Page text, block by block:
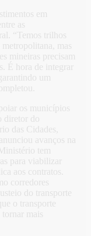
em
as
“Temos trilhos
metropolitana, mas
mineiras precisam
É hora de integrar
um
os municípios
diretor do
das Cidades,
avanços na
tem
para viabilizar
aos contratos.
corredores
do transporte
o transporte
mais